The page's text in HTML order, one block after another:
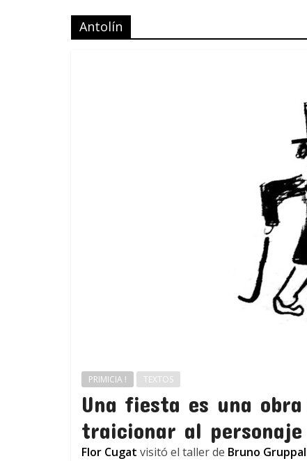
Antolín
PRIMICIA ! TEXTOS
Una fiesta es una
traicionar al personaje
Flor Cugat visitó el taller de Bruno